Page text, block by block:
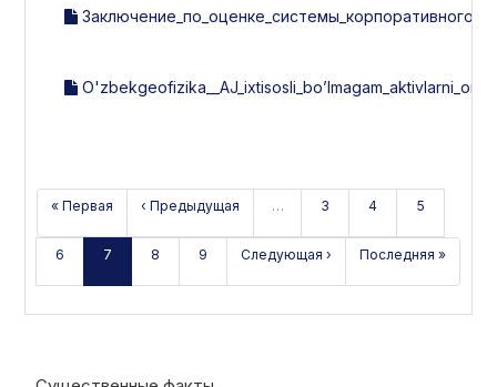
« Первая ‹ Предыдущая … 3 4 5
6 7 8 9 Следующая › Последняя »